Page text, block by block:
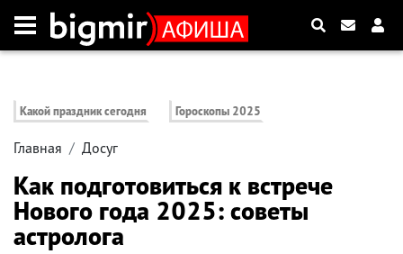
Какой праздник сегодня Гороскопы 2025
Главная Досуг
Как подготовиться к встрече
Нового года 2025: советы
астролога